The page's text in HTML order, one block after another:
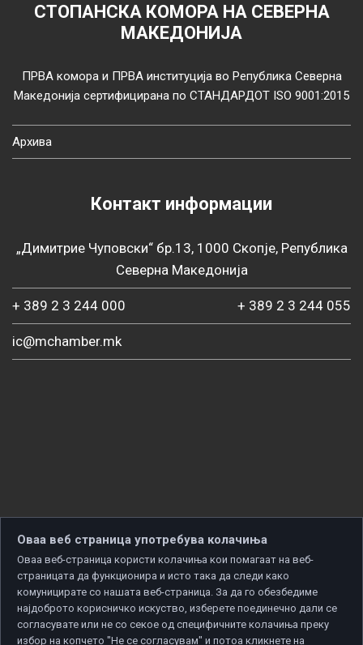
СТОПАНСКА КОМОРА НА СЕВЕРНА
МАКЕДОНИЈА
ПРВА комора и ПРВА институција во Република Северна
Македонија сертифицирана по СТАНДАРДОТ ISO 9001:2015
Архива
Контакт информации
„Димитрие Чуповски“ бр.13, 1000 Скопје, Република
Северна Македонија
+ 389 2 3 244 000 + 389 2 3 244 055
ic@mchamber.mk
Оваа веб страница употребува колачиња
Оваа веб-страница користи колачиња кои помагаат на веб-
страницата да функционира и исто така да следи како
комуницирате со нашата веб-страница. За да го обезбедиме
најдоброто корисничко искуство, изберете поединечно дали се
согласувате или не со секое од специфичните колачиња преку
избор на копчето "Не се согласувам" и потоа кликнете на